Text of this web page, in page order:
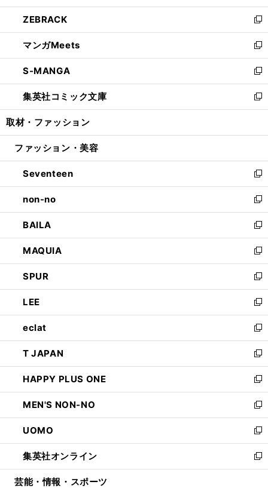
開
く
ウ
で
開
く
ン
ド
ウ
で
開
く
ウ
ィ
ン
ド
ウ
で
開
く
し
い
ウ
ィ
ン
ド
ウ
で
開
ZEBRACK
新
し
い
ウ
ィ
ン
ド
ウ
開
マンガMeets
新
し
い
ウ
ィ
ン
ウ
開
く
S-MANGA
新
し
い
ウ
ン
ウ
で
開
く
集英社コミック文庫
新
し
ウ
ン
ド
ウ
で
開
く
取材・ファッション
ファッション・美容
Seventeen
新
し
い
ウ
ィ
ン
ド
ウ
で
開
く
non-no
新
し
い
ウ
ィ
ン
ド
ウ
で
開
く
BAILA
新
し
い
ウ
ィ
ン
ド
ウ
で
開
く
MAQUIA
新
し
い
ウ
ィ
ン
ド
ウ
で
開
く
SPUR
新
し
い
ウ
ィ
ン
ド
ウ
で
開
く
LEE
新
し
い
ウ
ィ
ン
ド
ウ
で
開
く
eclat
新
し
い
ウ
ィ
ン
ド
ウ
で
開
く
T JAPAN
新
し
い
ウ
ィ
ン
ド
ウ
で
開
HAPPY PLUS ONE
新
し
い
ウ
ィ
ン
ド
ウ
MEN'S NON-NO
新
し
い
ウ
ィ
ン
UOMO
新
し
い
ウ
集英社オンライン
新
し
芸能・情報・スポーツ